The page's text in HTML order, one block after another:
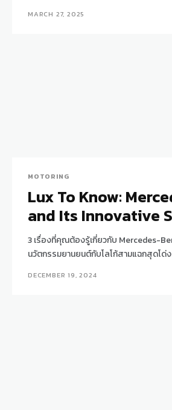
MARCH 27, 2025
MOTORING
Lux To Know:
and Its Innovative
3 เรื่องที่คุณต้องรู้เกี่ยวกับ Mercedes-
นวัตกรรมยานยนต์กับโลโก้สามแฉกสุดโด่
DECEMBER 19, 2024